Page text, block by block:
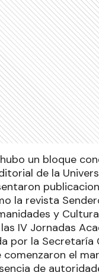
un bloque
de la
la revista
y Cultura
IV Jornadas
por la Secretaría
comenzaron el
de